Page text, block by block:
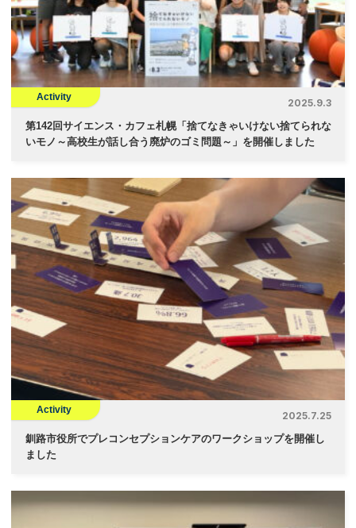
Activity
2025.9.3
第142回サイエンス・カフェ札幌「捨てなきゃいけない捨てられな
いモノ～高校生が話し合う廃炉のゴミ問題～」を開催しました
Activity
2025.7.25
釧路市役所でプレコンセプションケアのワークショップを開催し
ました